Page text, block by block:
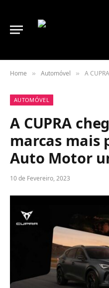
Home » Automóvel » A CUPRA
AUTOMÓVEL
A CUPRA
marcas mais
Auto Motor
10 de Fevereiro, 2023